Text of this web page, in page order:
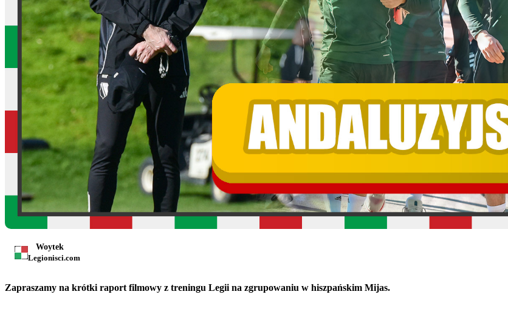
Woytek
Legionisci.com
Zapraszamy na krótki raport filmowy z treningu Legii na zgrupowaniu w hiszpańskim Mijas.